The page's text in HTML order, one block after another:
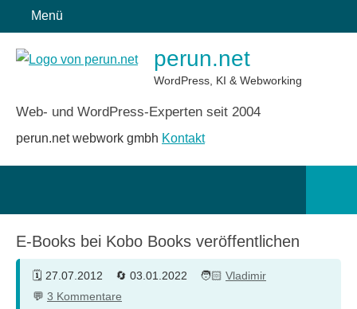
Inhalt
springen
Menü
perun.net
WordPress, KI & Webworking
Web- und WordPress-Experten seit 2004
perun.net webwork gmbh Kontakt
E-Books bei Kobo Books veröffentlichen
27.07.2012 03.01.2022
Vladimir
3 Kommentare